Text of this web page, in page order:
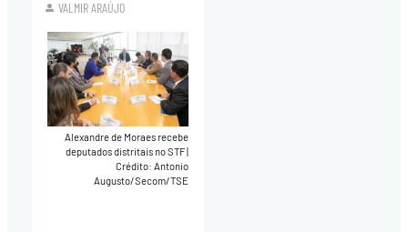
VALMIR ARAÚJO
Alexandre de Moraes recebe
deputados distritais no STF|
Crédito: Antonio
Augusto/Secom/TSE